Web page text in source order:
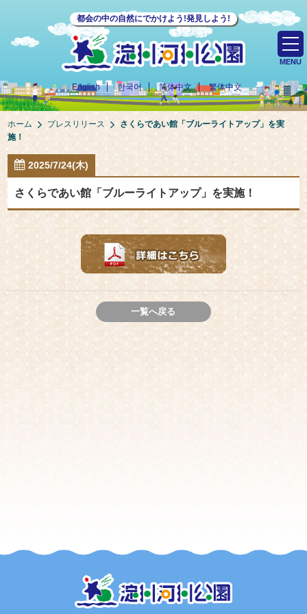
都会の中の自然にでかけよう!発見しよう!
English 한국어 简体中文 繁体中文
MENU
ホーム プレスリリース
さくらであい館「ブルーライトアップ」を実
施！
2025/7/24(木)
さくらであい館「ブルーライトアップ」を実施！
一覧へ戻る